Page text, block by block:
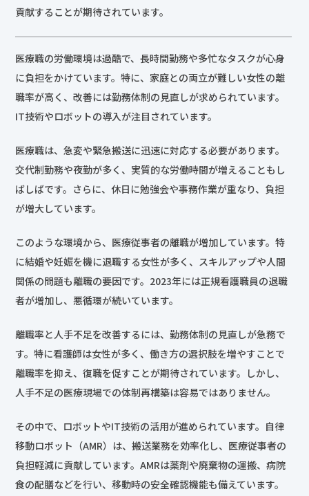
貢献することが期待されています。
医療職の労働環境は過酷で、長時間勤務や多忙なタスクが心身
に負担をかけています。特に、家庭との両立が難しい女性の離
職率が高く、改善には勤務体制の見直しが求められています。
IT技術やロボットの導入が注目されています。
医療職は、急変や緊急搬送に迅速に対応する必要があります。
交代制勤務や夜勤が多く、実質的な労働時間が増えることもし
ばしばです。さらに、休日に勉強会や事務作業が重なり、負担
が増大しています。
このような環境から、医療従事者の離職が増加しています。特
に結婚や妊娠を機に退職する女性が多く、スキルアップや人間
関係の問題も離職の要因です。2023年には正規看護職員の退職
者が増加し、悪循環が続いています。
離職率と人手不足を改善するには、勤務体制の見直しが急務で
す。特に看護師は女性が多く、働き方の選択肢を増やすことで
離職率を抑え、復職を促すことが期待されています。しかし、
人手不足の医療現場での体制再構築は容易ではありません。
その中で、ロボットやIT技術の活用が進められています。自律
移動ロボット（AMR）は、搬送業務を効率化し、医療従事者の
負担軽減に貢献しています。AMRは薬剤や廃棄物の運搬、病院
食の配膳などを行い、移動時の安全確認機能も備えています。